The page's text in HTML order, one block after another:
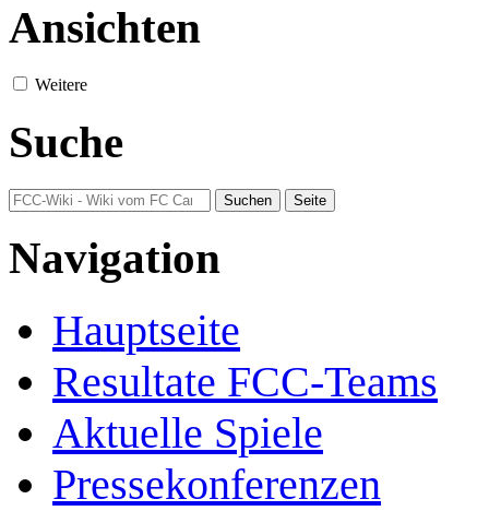
Ansichten
Weitere
Suche
Navigation
Hauptseite
Resultate FCC-Teams
Aktuelle Spiele
Pressekonferenzen